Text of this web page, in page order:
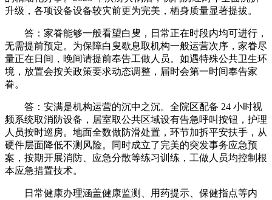
升级，各项设备设备较灾前更为完美，栖身质量显著提拔。
答：家眷能够一般看望白叟，日常正在时段内均可进行，
无需提前预定。为保障白叟歇息取机构一般运营次序，家眷尽
量正在日间，晚间请提前奉告工做人员。如遇特殊公共卫生环
境，放置会按关政策要求动态调整，届时会第一时间奉告家
眷。
答：安满是机构运营的沉中之沉。全院区配备 24 小时视
频系统取消防设备，居室取公共区域设有告急呼叫按钮，护理
人员按时巡房。地面全数做防滑处置，环节加拆平安扶手，从
硬件层面降低不测风险。同时成立了完美的突发事务应急预
案，按期开展消防、应急分散等练习训练，工做人员均控制根
本应急措置技术。
日常健康办理涵盖健康监测、用药提示、保健指点等内